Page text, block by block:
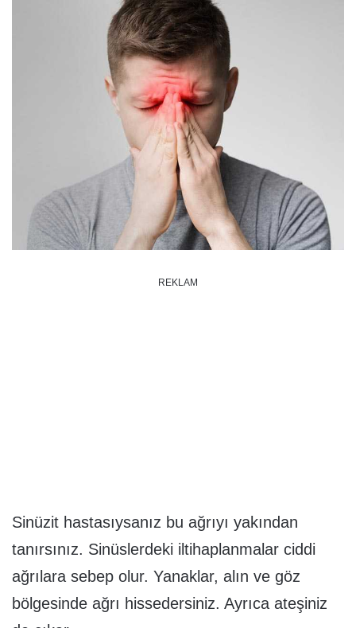
REKLAM
Sinüzit hastasıysanız bu ağrıyı yakından
tanırsınız. Sinüslerdeki iltihaplanmalar ciddi
ağrılara sebep olur. Yanaklar, alın ve göz
bölgesinde ağrı hissedersiniz. Ayrıca ateşiniz